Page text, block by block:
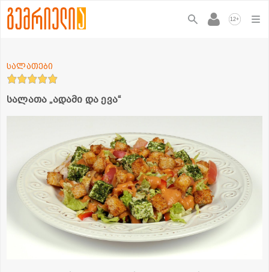
12+
სალათა „ადამი და ევა“
სალათები